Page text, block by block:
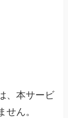
、本サービ
せん。